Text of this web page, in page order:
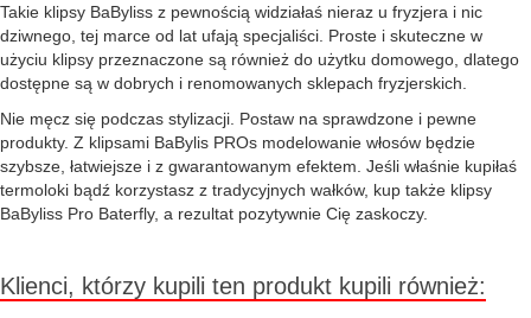
Takie klipsy BaByliss z pewnością widziałaś nieraz u fryzjera i nic
dziwnego, tej marce od lat ufają specjaliści. Proste i skuteczne w
użyciu klipsy przeznaczone są również do użytku domowego, dlatego
dostępne są w dobrych i renomowanych sklepach fryzjerskich.
Nie męcz się podczas stylizacji. Postaw na sprawdzone i pewne
produkty. Z klipsami BaBylis PROs modelowanie włosów będzie
szybsze, łatwiejsze i z gwarantowanym efektem. Jeśli właśnie kupiłaś
termoloki bądź korzystasz z tradycyjnych wałków, kup także klipsy
BaByliss Pro Baterfly, a rezultat pozytywnie Cię zaskoczy.
Klienci, którzy kupili ten produkt kupili również: